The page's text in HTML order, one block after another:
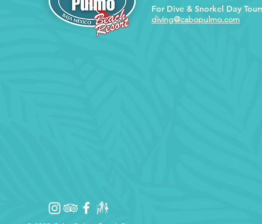
For Dive & Snorkel Day
diving@cabopulmo.com